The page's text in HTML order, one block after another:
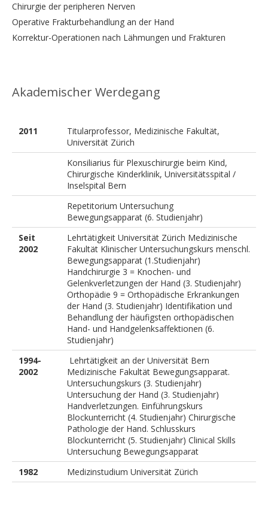
Chirurgie der peripheren Nerven
Operative Frakturbehandlung an der Hand
Korrektur-Operationen nach Lähmungen und Frakturen
Akademischer Werdegang
2011
Titularprofessor, Medizinische Fakultät,
Universität Zürich
Konsiliarius für Plexuschirurgie beim Kind,
Chirurgische Kinderklinik, Universitätsspital /
Inselspital Bern
Repetitorium Untersuchung
Bewegungsapparat (6. Studienjahr)
Seit
2002
Lehrtätigkeit Universität Zürich Medizinische
Fakultät Klinischer Untersuchungskurs menschl.
Bewegungsapparat (1.Studienjahr)
Handchirurgie 3 = Knochen- und
Gelenkverletzungen der Hand (3. Studienjahr)
Orthopädie 9 = Orthopädische Erkrankungen
der Hand (3. Studienjahr) Identifikation und
Behandlung der häufigsten orthopädischen
Hand- und Handgelenksaffektionen (6.
Studienjahr)
1994-
2002
Lehrtätigkeit an der Universität Bern
Medizinische Fakultät Bewegungsapparat.
Untersuchungskurs (3. Studienjahr)
Untersuchung der Hand (3. Studienjahr)
Handverletzungen. Einführungskurs
Blockunterricht (4. Studienjahr) Chirurgische
Pathologie der Hand. Schlusskurs
Blockunterricht (5. Studienjahr) Clinical Skills
Untersuchung Bewegungsapparat
1982
Medizinstudium Universität Zürich